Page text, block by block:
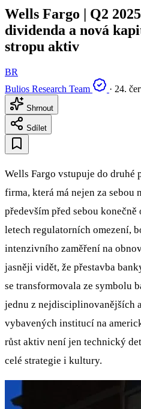
Wells Fargo | Q2
dividenda a nová
stropu aktiv
BR
Bulios Research Team
· 24.
Shrnout
Sdílet
Wells Fargo vstupuje do
firma, která má nejen za sebou
především před sebou konečně
letech regulatorních omezení,
intenzivního zaměření na
jasněji vidět, že přestavba
se transformovala ze symbolu
jednu z nejdisciplinovanějších
vybavených institucí na
růst aktiv není jen technický
celé strategie i kultury.